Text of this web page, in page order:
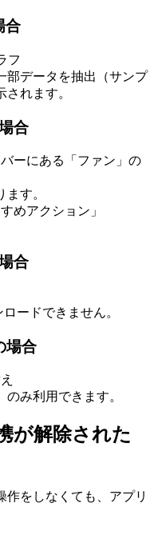
合
フ
部データを抽出（サンプ
れます。
合
ーにある「ファン」の
す。
めアクション」
合
ードできません。
場合
のみ利用できます。
が解除された
をしなくても、アプリ